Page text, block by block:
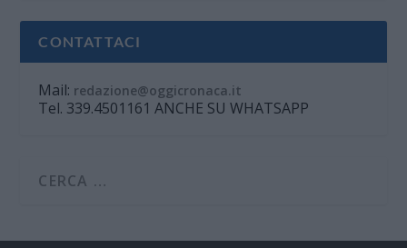
CONTATTACI
Mail: redazione@oggicronaca.it
Tel. 339.4501161 ANCHE SU WHATSAPP